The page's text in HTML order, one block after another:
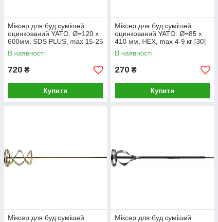
Міксер для буд.сумішей
оцинкований YATO: Ø=120 x
600мм, SDS PLUS, max 15-25
кг [14]
В наявності
720 ₴
Купити
Міксер для буд.сумішей
оцинкований YATO: Ø=85 x
410 мм, НЕХ, max 4-9 кг [30]
В наявності
270 ₴
Купити
Міксер для буд.сумішей
Міксер для буд.сумішей